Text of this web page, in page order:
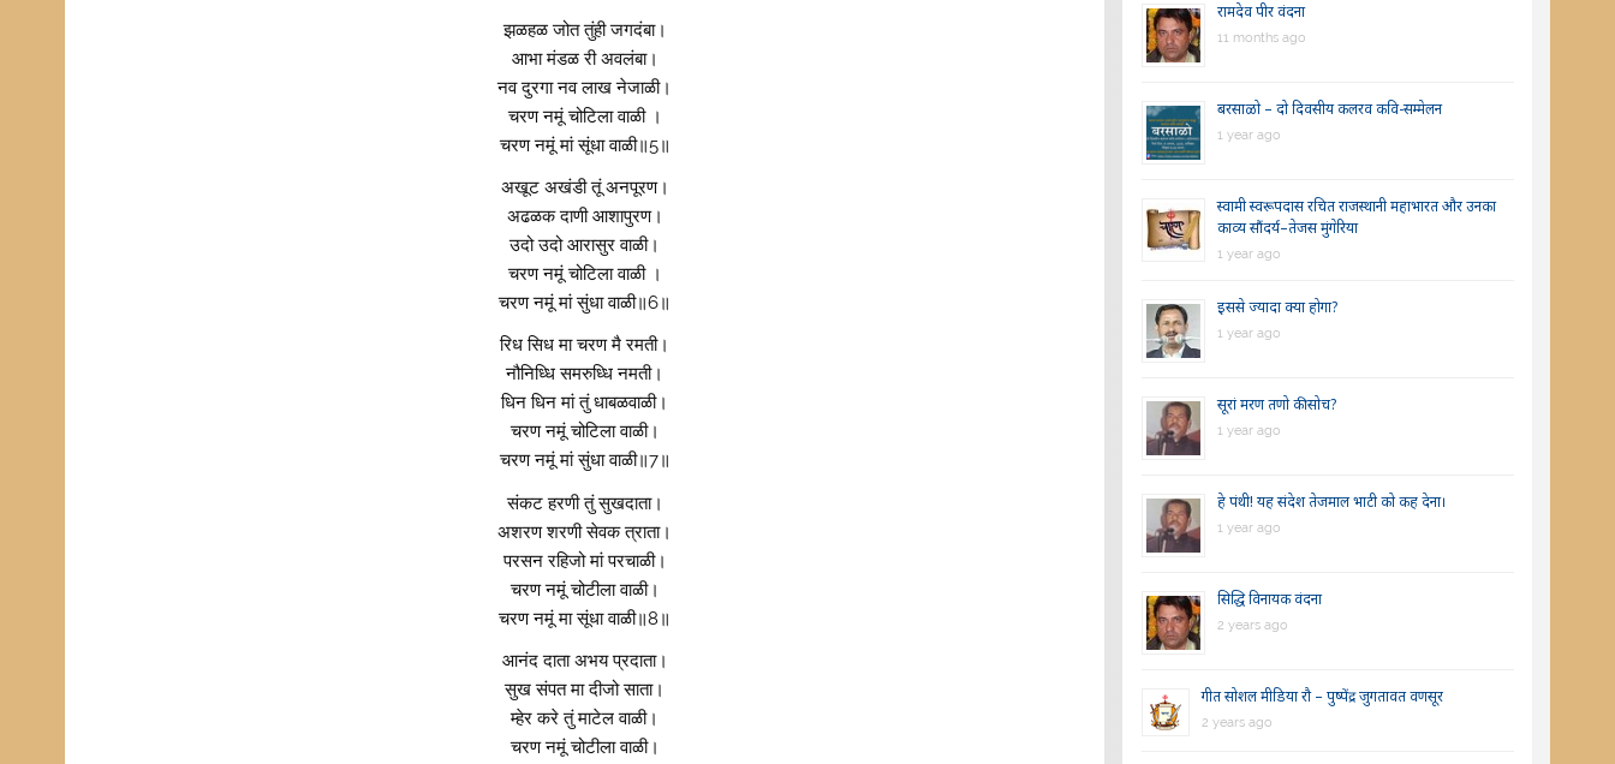
झळहळ जोत तुंही जगदंबा।
आभा मंडळ री अवलंबा।
नव दुरगा नव लाख नेजाळी।
चरण नमूं चोटिला वाळी ।
चरण नमूं मां सूंधा वाळी॥5॥
अखूट अखंडी तूं अनपूरण।
अढळक दाणी आशापुरण।
उदो उदो आरासुर वाळी।
चरण नमूं चोटिला वाळी ।
चरण नमूं मां सुंधा वाळी॥6॥
रिध सिध मा चरण मै रमती।
नौनिध्धि समरुध्धि नमती।
धिन धिन मां तुं धाबळवाळी।
चरण नमूं चोटिला वाळी।
चरण नमूं मां सुंधा वाळी॥7॥
संकट हरणी तुं सुखदाता।
अशरण शरणी सेवक त्राता।
परसन रहिजो मां परचाळी।
चरण नमूं चोटीला वाळी।
चरण नमूं मा सूंधा वाळी॥8॥
आनंद दाता अभय प्रदाता।
सुख संपत मा दीजो साता।
म्हेर करे तुं माटेल वाळी।
चरण नमूं चोटीला वाळी।
रामदेव पीर वंदना
11 months ago
बरसाळो – दो दिवसीय कलरव कवि-सम्मेलन
1 year ago
स्वामी स्वरूपदास रचित राजस्थानी महाभारत और उनका
काव्य सौंदर्य–तेजस मुंगेरिया
1 year ago
इससे ज्यादा क्या होगा?
1 year ago
सूरां मरण तणो की सोच?
1 year ago
हे पंथी! यह संदेश तेजमाल भाटी को कह देना।
1 year ago
सिद्धि विनायक वंदना
2 years ago
गीत सोशल मीडिया रौ – पुष्पेंद्र जुगतावत वणसूर
2 years ago